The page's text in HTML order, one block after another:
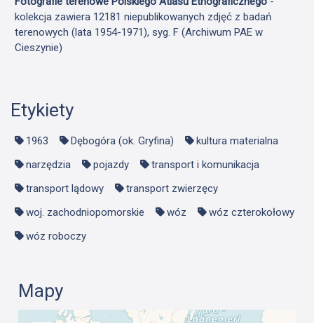
kolekcja zawiera 12181 niepublikowanych zdjęć z badań
terenowych (lata 1954-1971), syg. F (Archiwum PAE w
Cieszynie)
Etykiety
1963 Dębogóra (ok. Gryfina)
kultura materialna
narzędzia
pojazdy
transport i komunikacja
transport lądowy
transport zwierzęcy
woj. zachodniopomorskie
wóz
wóz czterokołowy
wóz roboczy
Mapy